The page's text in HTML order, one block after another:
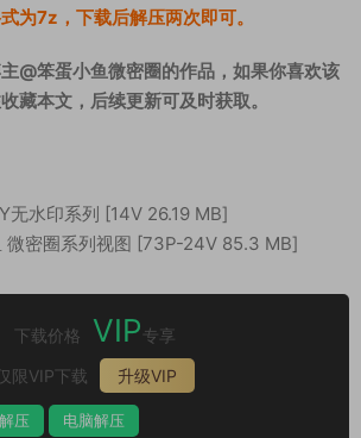
为7z，下载后解压两次即可。
@笨蛋小鱼微密圈的作品，如果你喜欢该
藏本文，后续更新可及时获取。
无水印系列 [14V 26.19 MB]
微密圈系列视图 [73P-24V 85.3 MB]
下载价格 VIP 专享
限VIP下载
升级VIP
压 电脑解压